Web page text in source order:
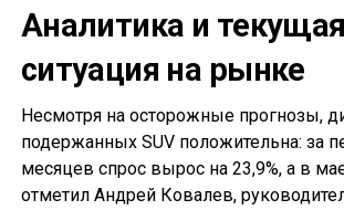
Аналитика и текущая
ситуация на рынке
Несмотря на осторожные прогнозы,
подержанных SUV положительна: за
месяцев спрос вырос на 23,9%, а в
отметил Андрей Ковалев,